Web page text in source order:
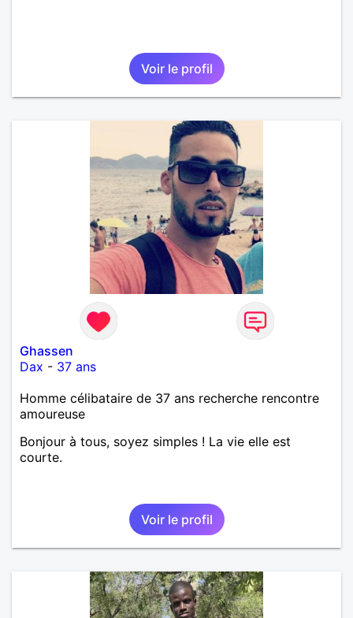
Voir le profil
Ghassen
Dax - 37 ans
Homme célibataire de 37 ans recherche rencontre
amoureuse
Bonjour à tous, soyez simples ! La vie elle est
courte.
Voir le profil